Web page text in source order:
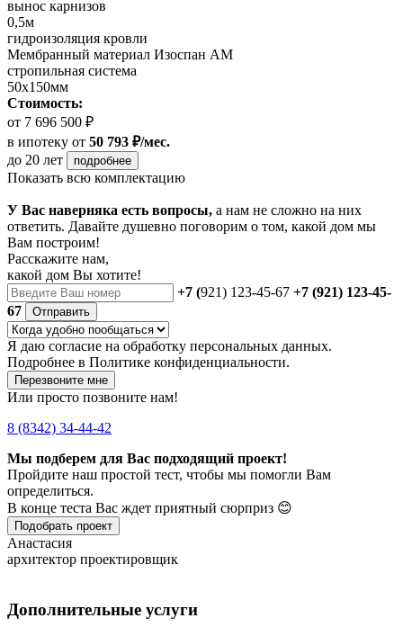
вынос карнизов
0,5м
гидроизоляция кровли
Мембранный материал Изоспан АМ
стропильная система
50х150мм
Стоимость:
от 7 696 500 ₽
в ипотеку от 50 793 ₽/мес.
до 20 лет
подробнее
Показать всю комплектацию
У Вас наверняка есть вопросы, а нам не сложно на них
ответить. Давайте душевно поговорим о том, какой дом мы
Вам построим!
Расскажите нам,
какой дом Вы хотите!
+7 (921) 123-45-67 +7 (921) 123-45-
67
Отправить
Я даю согласие на обработку персональных данных.
Подробнее в Политике конфиденциальности.
Перезвоните мне
Или просто позвоните нам!
8 (8342) 34-44-42
Мы подберем для Вас подходящий проект!
Пройдите наш простой тест, чтобы мы помогли Вам
определиться.
В конце теста Вас ждет приятный сюрприз 😊
Подобрать проект
Анастасия
архитектор проектировщик
Дополнительные услуги